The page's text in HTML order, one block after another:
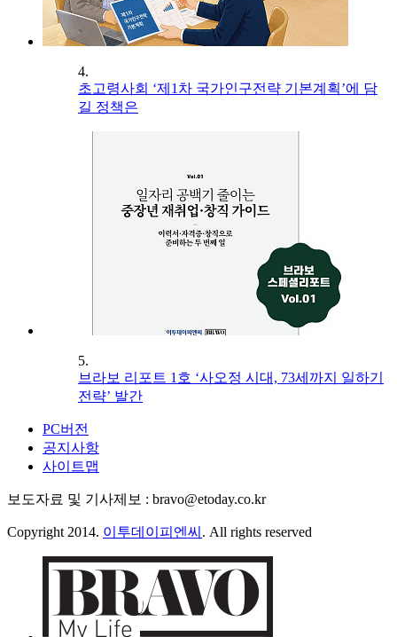
4.
초고령사회 ‘제1차 국가인구전략 기본계획’에 담
길 정책은
5.
브라보 리포트 1호 ‘사오정 시대, 73세까지 일하기
전략’ 발간
PC버전
공지사항
사이트맵
보도자료 및 기사제보 : bravo@etoday.co.kr
Copyright 2014. 이투데이피엔씨 . All rights reserved